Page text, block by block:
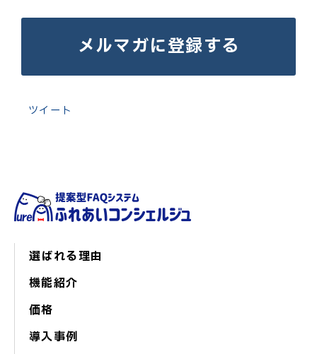
メルマガに登録する
ツイート
選ばれる理由
機能紹介
価格
導入事例